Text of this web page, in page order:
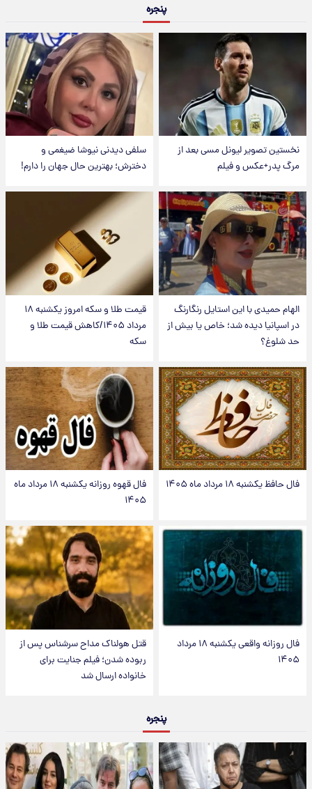
پنجره
نخستین تصویر لیونل مسی بعد از
مرگ پدر+عکس و فیلم
سلفی دیدنی نیوشا ضیغمی و
دخترش؛ بهترین حال جهان را دارم!
الهام حمیدی با این استایل رنگارنگ
در اسپانیا دیده شد؛ خاص یا بیش از
حد شلوغ؟
قیمت طلا و سکه امروز یکشنبه ۱۸
مرداد ۱۴۰۵/کاهش قیمت طلا و
سکه
فال حافظ یکشنبه ۱۸ مرداد ماه ۱۴۰۵
فال قهوه روزانه یکشنبه ۱۸ مرداد ماه
۱۴۰۵
فال روزانه واقعی یکشنبه ۱۸ مرداد
۱۴۰۵
قتل هولناک مداح سرشناس پس از
ربوده شدن؛ فیلم جنایت برای
خانواده ارسال شد
پنجره